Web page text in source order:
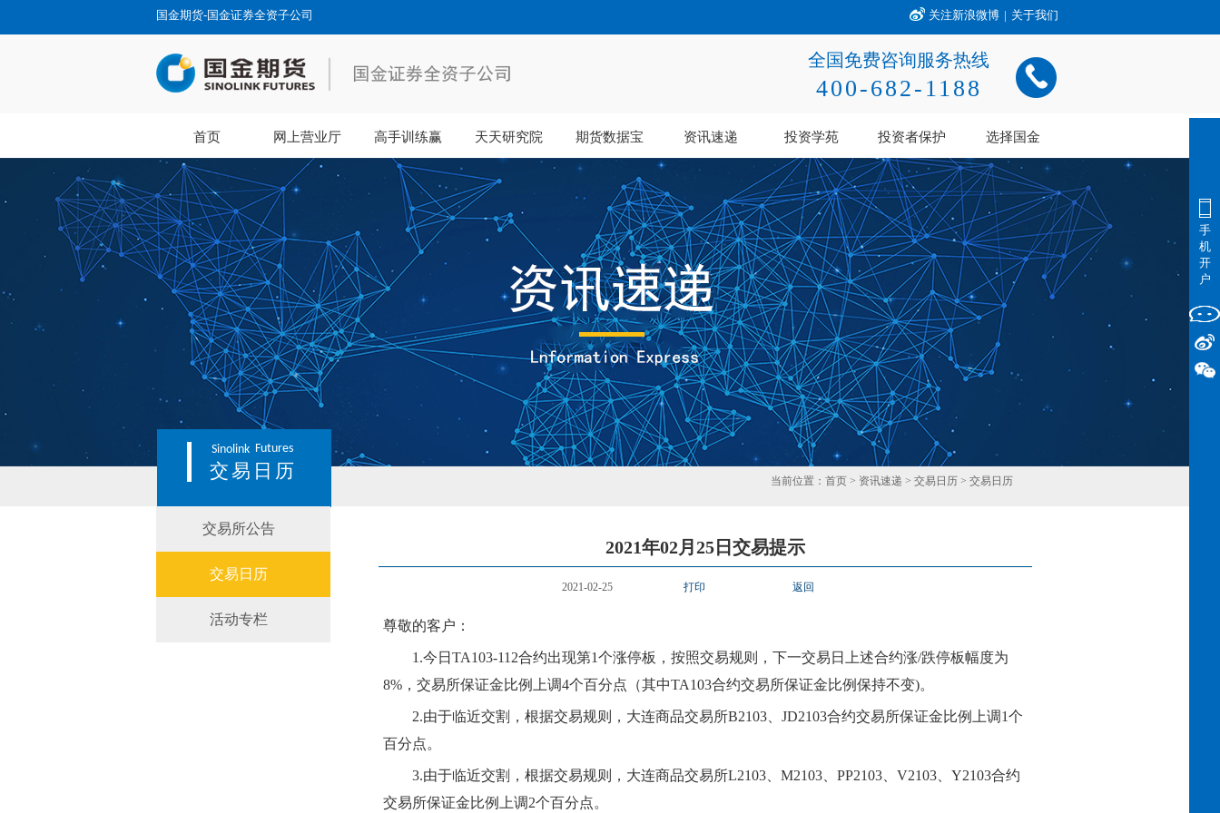
国金期货-国金证券全资子公司 关注新浪微博 | 关于我们
全国免费咨询服务热线
400-682-1188
首页 网上营业厅 高手训练赢 天天研究院 期货数据宝 资讯速递 投资学苑 投资者保护 选择国金
Sinolink Futures
交易日历 当前位置： 首页 > 资讯速递 > 交易日历 > 交易日历
交易所公告
交易日历
活动专栏
2021年02月25日交易提示
2021-02-25 打印 返回
尊敬的客户：
1 .今日 TA103-112合约出现第1个涨停板，按照交易规则，下一交易日上述合约涨/跌停板幅度为
8%，交易所保证金比例 上调4个百分点 （其中TA103合约交易所保证金比例保持不变)。
2.由于临近交割，根据交易规则， 大连商品交易所B2103、JD2103合约交易所保证金比例上调1个
百分点。
3.由于临近交割，根据交易规则， 大连商品交易所L2103、M2103、PP2103、V2103 Y2103合约
交易所保证金比例上调2个百分点。
手
机
开
户